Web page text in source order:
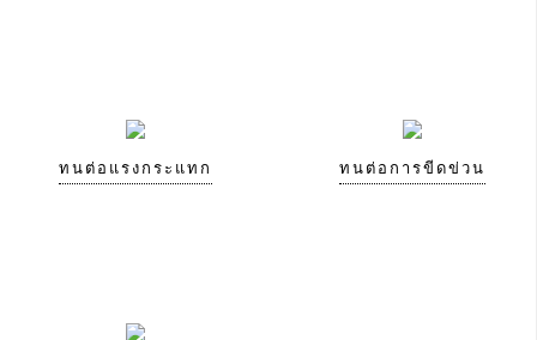
ทนต่อแรงกระแทก ทนต่อการขีดข่วน